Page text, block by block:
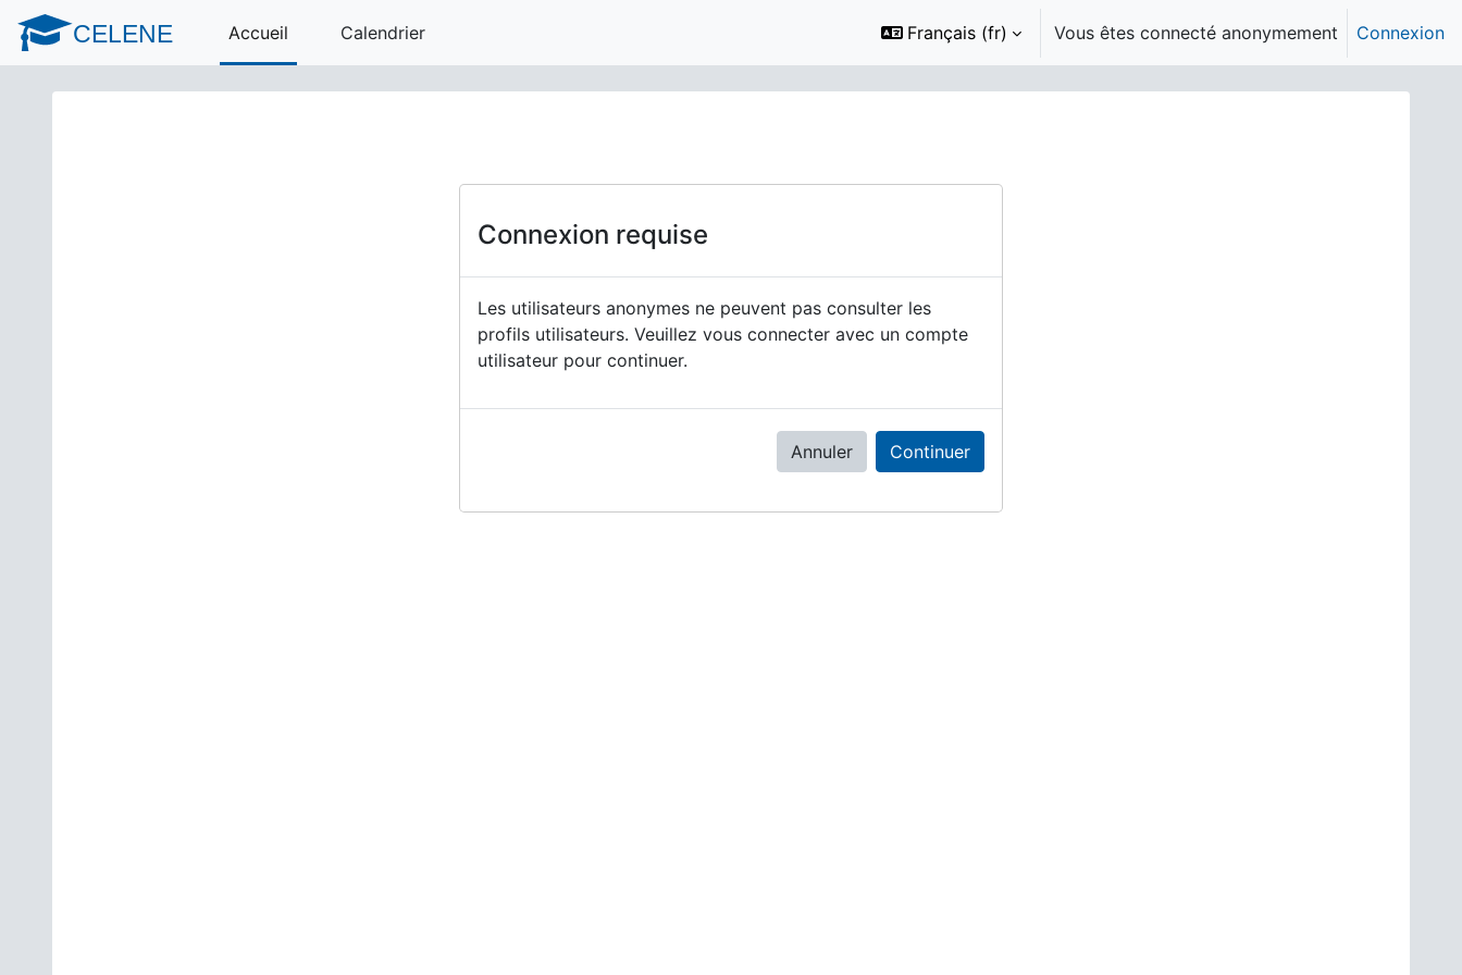
Passer au contenu principal
CELENE Accueil Calendrier Français ‎(fr)‎ Vous êtes connecté anonymement Connexion
Connexion requise
Les utilisateurs anonymes ne peuvent pas consulter les
profils utilisateurs. Veuillez vous connecter avec un compte
utilisateur pour continuer.
Annuler Continuer